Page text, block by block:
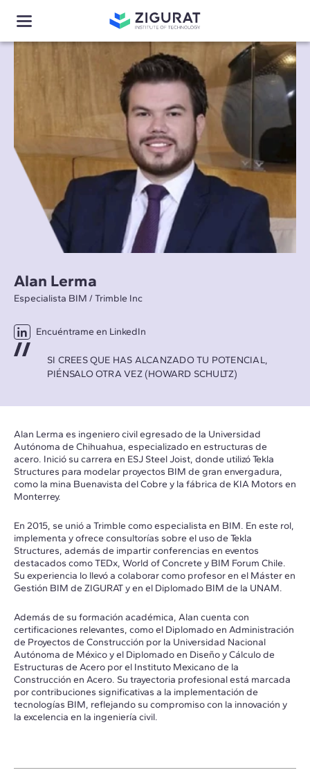
Alan Lerma
Especialista BIM / Trimble Inc
Encuéntrame en LinkedIn
SI CREES QUE HAS ALCANZADO TU POTENCIAL,
PIÉNSALO OTRA VEZ (HOWARD SCHULTZ)
Alan Lerma es ingeniero civil egresado de la Universidad
Autónoma de Chihuahua, especializado en estructuras de
acero. Inició su carrera en ESJ Steel Joist, donde utilizó Tekla
Structures para modelar proyectos BIM de gran envergadura,
como la mina Buenavista del Cobre y la fábrica de KIA Motors en
Monterrey.
En 2015, se unió a Trimble como especialista en BIM. En este rol,
implementa y ofrece consultorías sobre el uso de Tekla
Structures, además de impartir conferencias en eventos
destacados como TEDx, World of Concrete y BIM Forum Chile.
Su experiencia lo llevó a colaborar como profesor en el Máster en
Gestión BIM de ZIGURAT y en el Diplomado BIM de la UNAM.
Además de su formación académica, Alan cuenta con
certificaciones relevantes, como el Diplomado en Administración
de Proyectos de Construcción por la Universidad Nacional
Autónoma de México y el Diplomado en Diseño y Cálculo de
Estructuras de Acero por el Instituto Mexicano de la
Construcción en Acero. Su trayectoria profesional está marcada
por contribuciones significativas a la implementación de
tecnologías BIM, reflejando su compromiso con la innovación y
la excelencia en la ingeniería civil.